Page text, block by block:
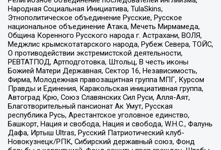
Народная Социальная Инициатива, TulaSkins,
Этнополитическое объединение Русские, Русское
национальное объединение Атака, Мечеть Мирмамеда,
Община Коренного Русского народа г. Астрахани, ВОЛЯ,
Меджлис крымскотатарского народа, Рубеж Севера, ТОЙС,
О противодействии экстремистской деятельности,
РЕВТАТПОД, Артподготовка, Штольц, В честь иконы
Божией Матери Державная, Сектор 16, Независимость,
Фирма, Молодежная правозащитная группа МПГ, Курсом
Правды и Единения, Каракольская инициативная группа,
Автоград Крю, Союз Славянских Сил Руси, Алля-Аят,
Благотворительный пансионат Ак Умут, Русская
республика Русь, Арестантское уголовное единство,
Башкорт, Нация и свобода, Нация и свобода, W.H.С., Фалунь
Дафа, Иртыш Ultras, Русский Патриотический клуб-
Новокузнецк/РПК, Сибирский державный союз, Фонд